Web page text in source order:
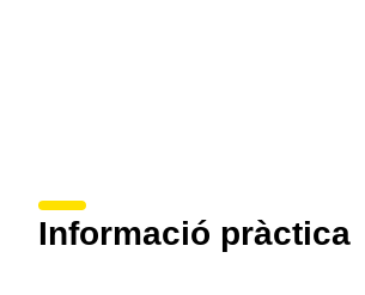
Informació pràctica